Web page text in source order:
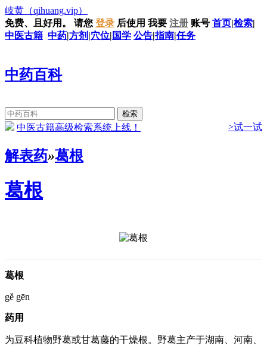
岐黄 （qihuang.vip）
免费、且好用。
请您 登录 后使用 我要 注册 账号 首页|检索|
中医古籍 中药|方剂 |穴位| 国学 公告|指南|任务
中药百科
中医古籍高级检索系统上线！ >试一试
解表药»葛根
葛根
葛根
gě gēn
药用
为豆科植物野葛或甘葛藤的干燥根。野葛主产于湖南、河南、